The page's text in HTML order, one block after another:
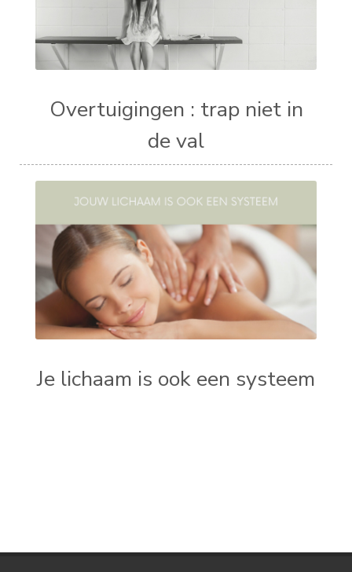
Overtuigingen : trap niet in
de val
Je lichaam is ook een systeem